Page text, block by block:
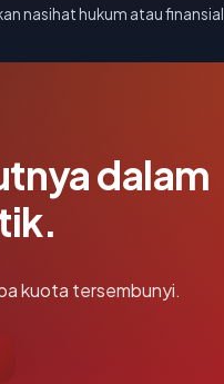
nasihat hukum atau finansial.
dalam
kuota tersembunyi.